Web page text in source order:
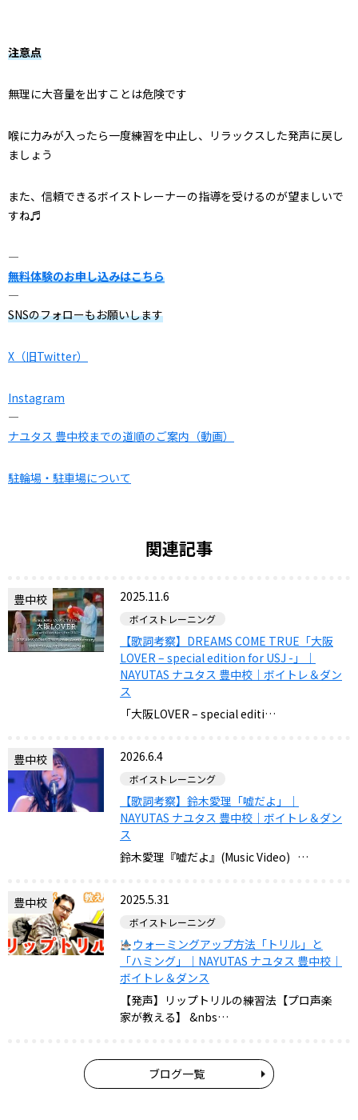
注意点
無理に大音量を出すことは危険です
喉に力みが入ったら一度練習を中止し、リラックスした発声に戻し
ましょう
また、信頼できるボイストレーナーの指導を受けるのが望ましいで
すね♬
—
無料体験のお申し込みはこちら
—
SNSのフォローもお願いします
X（旧Twitter）
Instagram
—
ナユタス 豊中校までの道順のご案内（動画）
駐輪場・駐車場について
関連記事
豊中校 2025.11.6
ボイストレーニング
【歌詞考察】DREAMS COME TRUE「大阪
LOVER – special edition for USJ -」｜
NAYUTAS ナユタス 豊中校｜ボイトレ＆ダン
ス
「大阪LOVER – special editi…
豊中校 2026.6.4
ボイストレーニング
【歌詞考察】鈴木愛理「嘘だよ」｜
NAYUTAS ナユタス 豊中校｜ボイトレ＆ダン
ス
鈴木愛理『嘘だよ』(Music Video) …
豊中校 2025.5.31
ボイストレーニング
ウォーミングアップ方法「トリル」と
「ハミング」｜NAYUTAS ナユタス 豊中校｜
ボイトレ＆ダンス
【発声】リップトリルの練習法【プロ声楽
家が教える】 &nbs…
ブログ一覧